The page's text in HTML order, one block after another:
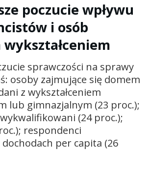
poczucie wpływu
i osób
wykształceniem
sprawczości na sprawy
osoby zajmujące się domem
z wykształceniem
lub gimnazjalnym (23 proc.);
(24 proc.);
respondenci
per capita (26